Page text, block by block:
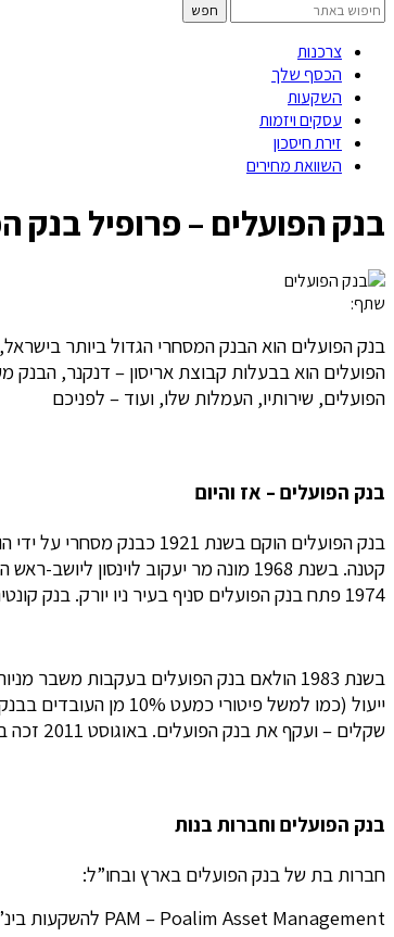
צרכנות
הכסף שלך
השקעות
עסקים ויזמות
זירת חיסכון
השוואת מחירים
בנק הפועלים – פרופיל בנק
שתף:
הפועלים, שירותיו, העמלות שלו, ועוד – לפניכם
בנק הפועלים – אז והיום
בנק הפועלים הוקם בשנת
1974 פתח בנק הפועלים סניף בעיר ניו יורק. בנק קונטיננטל שהוקם בשנים אלה בישראל, הוקם כשותפות עסקית בין בנק הפועלים ובנק האיגודים המקצועיים בגרמניה.
שקלים – ועקף את בנק הפועלים. באוגוסט 2011 זכה בנק הפועלים שוב במקום הראשון בישראל, ומאז שומר על מקומו כבנק בעל שווי השוק הגבוה ביותר בישראל.
בנק הפועלים וחברות בנות
חברות בת של בנק הפועלים בארץ ובחו”ל:
PAM – Poalim Asset Management להשקעות בינ”ל